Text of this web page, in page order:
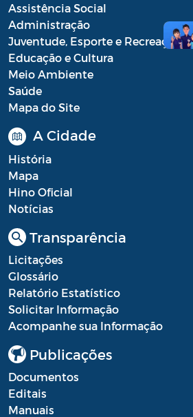
Assistência Social
Administração
Juventude, Esporte e Recreação
Educação e Cultura
Meio Ambiente
Saúde
Mapa do Site
A Cidade
História
Mapa
Hino Oficial
Notícias
Transparência
Licitações
Glossário
Relatório Estatístico
Solicitar Informação
Acompanhe sua Informação
Publicações
Documentos
Editais
Manuais